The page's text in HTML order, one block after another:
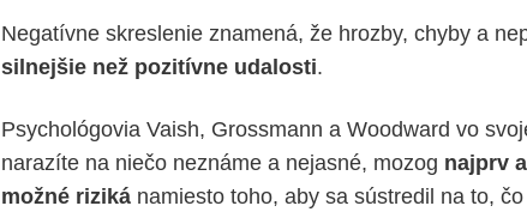
Negatívne skreslenie znamená, že hrozby, chyby a
silnejšie než pozitívne udalosti.
Psychológovia Vaish, Grossmann a Woodward vo
narazíte na niečo neznáme a nejasné, mozog najprv
možné riziká namiesto toho, aby sa sústredil na to,